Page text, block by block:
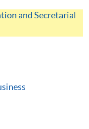
and Secretarial